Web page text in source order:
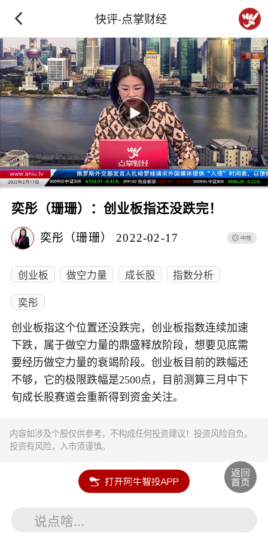
快评-点掌财经
奕彤（珊珊）：创业板指还没跌完！
奕彤（珊珊） 2022-02-17
创业板 做空力量 成长股
指数分析
奕彤
创业板指这个位置还没跌完，创业板指数连续加速
下跌，属于做空力量的鼎盛释放阶段，想要见底需
要经历做空力量的衰竭阶段。创业板目前的跌幅还
不够，它的极限跌幅是2500点，目前测算三月中下
旬成长股赛道会重新得到资金关注。
内容如涉及个股仅供参考，不构成任何投资建议！投资风险自负。
投资有风险，入市须谨慎。
说点啥...